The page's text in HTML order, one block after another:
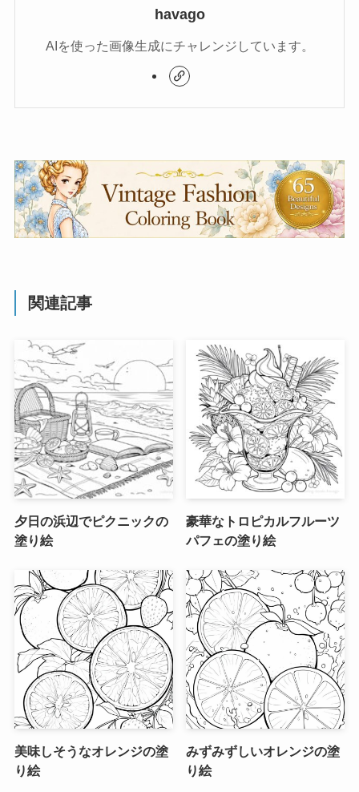
havago
AIを使った画像生成にチャレンジしています。
関連記事
夕日の浜辺でピクニックの
塗り絵
豪華なトロピカルフルーツ
パフェの塗り絵
美味しそうなオレンジの塗
り絵
みずみずしいオレンジの塗
り絵